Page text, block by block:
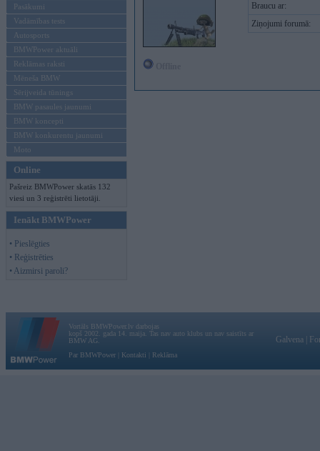
Pasākumi
Vadāmības tests
Autosports
BMWPower aktuāli
Reklāmas raksti
Mēneša BMW
Sērijveida tūnings
BMW pasaules jaunumi
BMW koncepti
BMW konkurentu jaunumi
Moto
Online
Pašreiz BMWPower skatās 132
viesi un 3 reģistrēti lietotāji.
Ienākt BMWPower
• Pieslēgties
• Reģistrēties
• Aizmirsi paroli?
Braucu ar:
Ziņojumi forumā:
Vortāls BMWPower.lv darbojas
kopš 2002. gada 14. maija. Tas nav auto klubs un nav saistīts ar
BMW AG.
Par BMWPower
Kontakti Reklāma
Galvena